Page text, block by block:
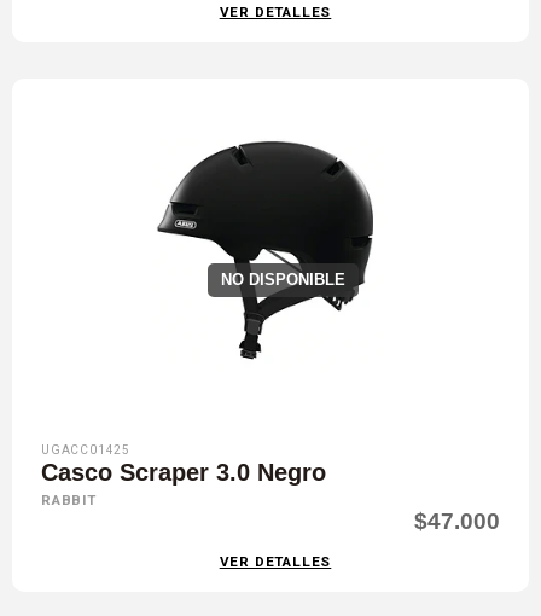
VER DETALLES
NO DISPONIBLE
UGACC01425
Casco Scraper 3.0 Negro
RABBIT
$47.000
VER DETALLES